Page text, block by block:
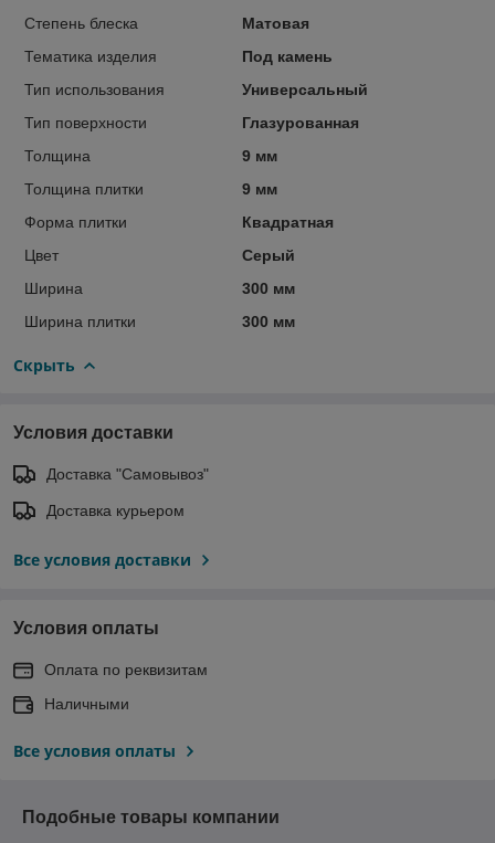
Степень блеска
Матовая
Тематика изделия
Под камень
Тип использования
Универсальный
Тип поверхности
Глазурованная
Толщина
9 мм
Толщина плитки
9 мм
Форма плитки
Квадратная
Цвет
Серый
Ширина
300 мм
Ширина плитки
300 мм
Скрыть
Условия доставки
Доставка "Самовывоз"
Доставка курьером
Все условия доставки
Условия оплаты
Оплата по реквизитам
Наличными
Все условия оплаты
Подобные товары компании